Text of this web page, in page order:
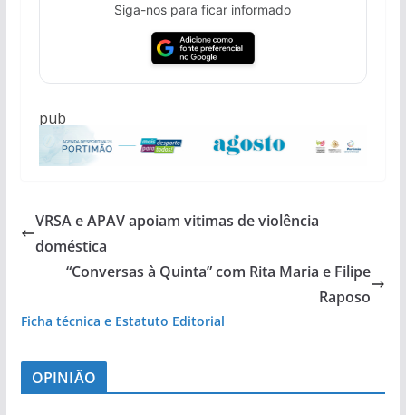
Siga-nos para ficar informado
pub
VRSA e APAV apoiam vitimas de violência
doméstica
“Conversas à Quinta” com Rita Maria e Filipe
Raposo
Ficha técnica e Estatuto Editorial
OPINIÃO